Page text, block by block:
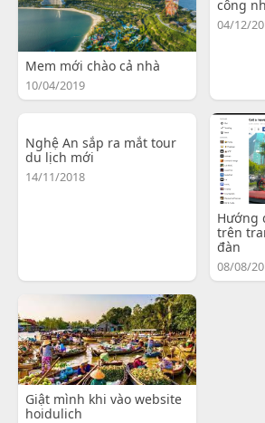
Mem mới chào cả nhà
10/04/2019
công
04/12/
Nghệ An sắp ra mắt tour
du lịch mới
14/11/2018
Hướng
trên
đàn
08/08/
Giật mình khi vào website
hoidulich